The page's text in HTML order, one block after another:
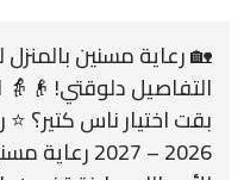
التفاصيل دلوقتي! 👴👵
بقت اختيار ناس كتير؟
2026 – 2027